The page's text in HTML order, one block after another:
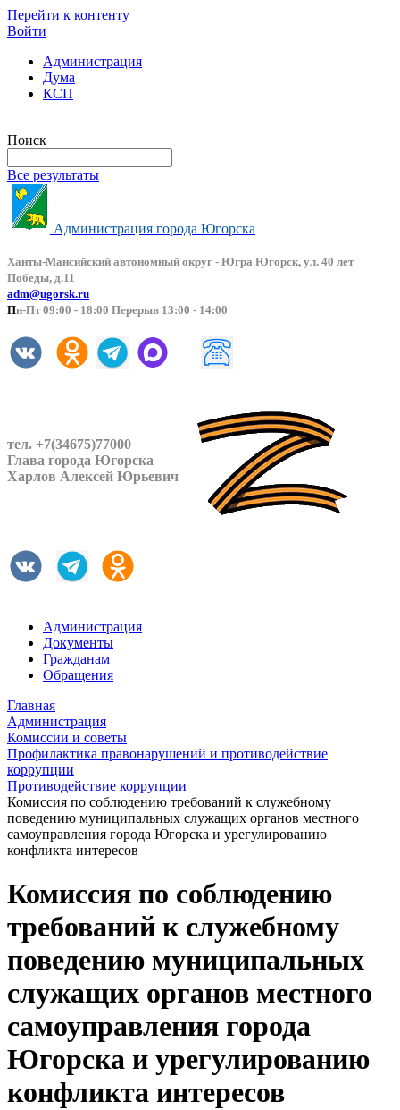
Перейти к контенту
Войти
Администрация
Дума
КСП
Поиск
Все результаты
Администрация города Югорска
Ханты-Мансийский автономный округ - Югра Югорск, ул. 40 лет
Победы, д.11
adm@ugorsk.ru
Пн-Пт 09:00 - 18:00 Перерыв 13:00 - 14:00
тел. +7(34675)77000
Глава города Югорска
Харлов Алексей Юрьевич
Администрация
Документы
Гражданам
Обращения
Главная
Администрация
Комиссии и советы
Профилактика правонарушений и противодействие
коррупции
Противодействие коррупции
Комиссия по соблюдению требований к служебному
поведению муниципальных служащих органов местного
самоуправления города Югорска и урегулированию
конфликта интересов
Комиссия по соблюдению
требований к служебному
поведению муниципальных
служащих органов местного
самоуправления города
Югорска и урегулированию
конфликта интересов